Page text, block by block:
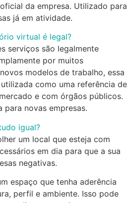
da empresa. Utilizado para
já em atividade.
virtual é legal?
serviços são legalmente
por muitos
modelos de trabalho, essa
como uma referência de
e com órgãos públicos.
para novas empresas.
igual?
um local que esteja com
em dia para que a sua
negativas.
espaço que tenha aderência
perfil e ambiente. Isso pode